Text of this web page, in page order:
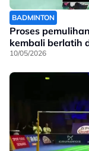
BADMINTON
Proses
kembali berlatih
10/05/2026